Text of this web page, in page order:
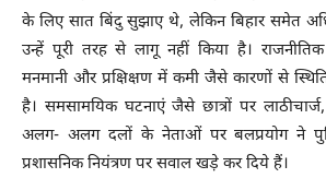
के लिए सात बिंदु सुझाए थे, लेकिन बिहार समेत
उन्हें पूरी तरह से लागू नहीं किया है।
मनमानी और प्रक्षिक्षण में कमी जैसे कारणों से
है। समसामयिक घटनाएं जैसे छात्रों पर
अलग- अलग दलों के नेताओं पर बलप्रयोग ने
प्रशासनिक नियंत्रण पर सवाल खड़े कर दिये हैं।